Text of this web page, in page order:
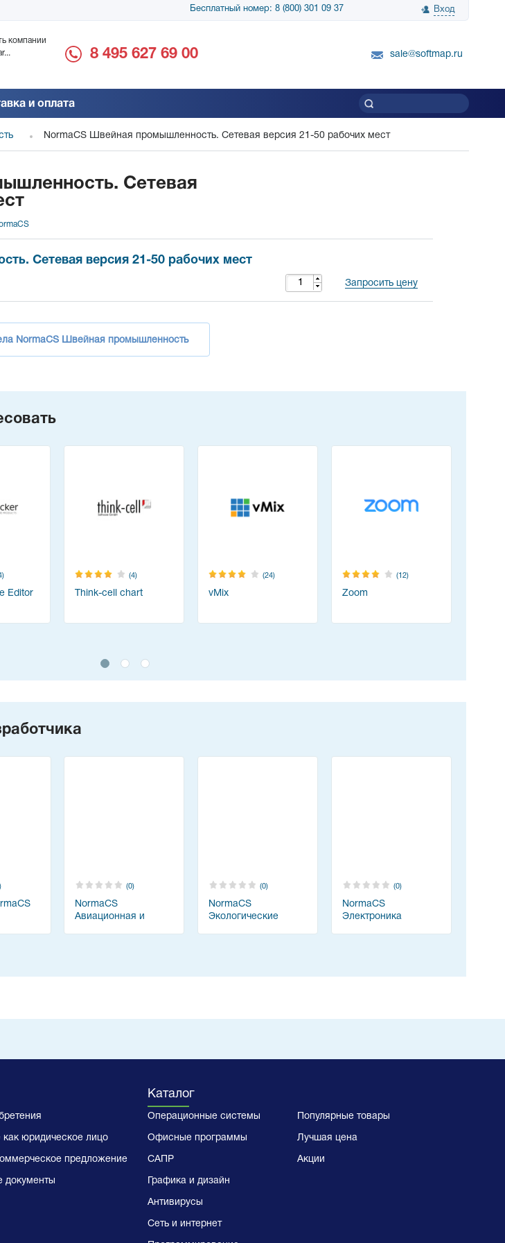
Бесплатный номер: 8 (800) 301 09 37 Вход
компании
благодарность за поставку SnapGene...
благодарность SoftMap за помощь в
8 495 627 69 00 sale@softmap.ru
и оплата
NormaCS Швейная промышленность. Сетевая версия 21-50 рабочих мест
Сетевая
Сетевая версия 21-50 рабочих мест
Запросить цену
NormaCS Швейная промышленность
Editor
(4)
Think-cell chart
(24)
vMix
(12)
Zoom
(0)
NormaCS
Авиационная и
(0)
NormaCS
Экологические
(0)
NormaCS
Электроника
как юридическое лицо
предложение
документы
Каталог
Операционные системы
Офисные программы
САПР
Графика и дизайн
Антивирусы
Сеть и интернет
Популярные товары
Лучшая цена
Акции